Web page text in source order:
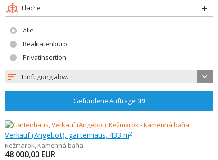
Fläche
alle
Realitätenbüro
Privatinsertion
Einfügung abw.
Gefundene Aufträge 39
Verkauf (Angebot), gartenhaus, 433 m2
Kežmarok, Kamenná baňa
48 000,00 EUR